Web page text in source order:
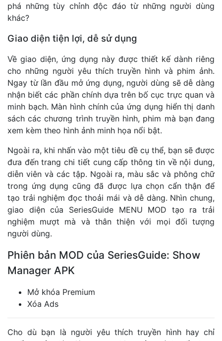
phá những tùy chỉnh độc đáo từ những người dùng
khác?
Giao diện tiện lợi, dễ sử dụng
Về giao diện, ứng dụng này được thiết kế dành riêng
cho những người yêu thích truyền hình và phim ảnh.
Ngay từ lần đầu mở ứng dụng, người dùng sẽ dễ dàng
nhận biết các phần chính dựa trên bố cục trực quan và
minh bạch. Màn hình chính của ứng dụng hiển thị danh
sách các chương trình truyền hình, phim mà bạn đang
xem kèm theo hình ảnh minh họa nổi bật.
Ngoài ra, khi nhấn vào một tiêu đề cụ thể, bạn sẽ được
đưa đến trang chi tiết cung cấp thông tin về nội dung,
diễn viên và các tập. Ngoài ra, màu sắc và phông chữ
trong ứng dụng cũng đã được lựa chọn cẩn thận để
tạo trải nghiệm đọc thoải mái và dễ dàng. Nhìn chung,
giao diện của SeriesGuide MENU MOD tạo ra trải
nghiệm mượt mà và thân thiện với mọi đối tượng
người dùng.
Phiên bản MOD của SeriesGuide: Show
Manager APK
Mở khóa Premium
Xóa Ads
Cho dù bạn là người yêu thích truyền hình hay chỉ